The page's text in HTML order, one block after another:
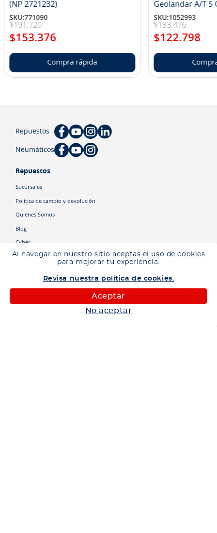
Al navegar en nuestro sitio aceptas el uso de cookies
para mejorar tu experiencia.
Revisa nuestra política de cookies.
Aceptar
No aceptar
(NP 2721232)
SKU:771090
$191.720
$153.376
Compra rápida
SKU:1052993
$133.476
$122.798
Repuestos
Neumáticos
Repuestos
Sucursales
Política de cambio y devolución
Quiénes Somos
Blog
Cyber